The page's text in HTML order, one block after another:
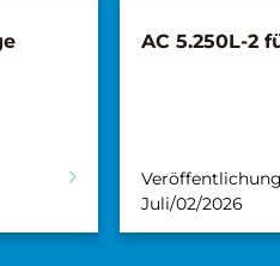
AC 5.250L-2
Juli/02/2026